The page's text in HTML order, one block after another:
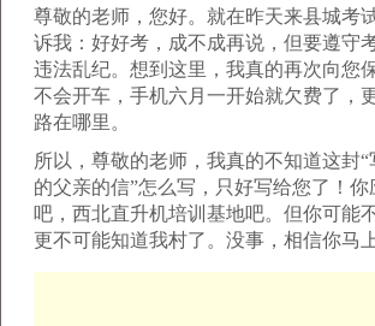
尊敬的老师，您好。就在昨天来县城考
诉我：好好考，成不成再说，但要遵守
违法乱纪。想到这里，我真的再次向您
不会开车，手机六月一开始就欠费了，
路在哪里。
所以，尊敬的老师，我真的不知道这封
的父亲的信”怎么写，只好写给您了！
吧，西北直升机培训基地吧。但你可能
更不可能知道我村了。没事，相信你马